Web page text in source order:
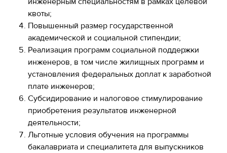
9:00
17:00
Fri.
квоты;
Повышенный размер государственной
академической и социальной стипендии;
Реализация программ социальной поддержки
инженеров, в том числе жилищных программ и
установления федеральных доплат к заработной
плате инженеров;
Субсидирование и налоговое стимулирование
приобретения результатов инженерной
деятельности;
Льготные условия обучения на программы
бакалавриата и специалитета для выпускников